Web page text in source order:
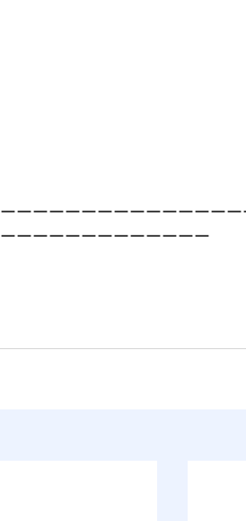
ーーーーーーーーーーーーーー
ーーーーーーーーーーーーー